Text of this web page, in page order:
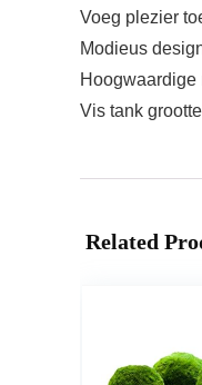
Voeg plezier
Modieus
Hoogwaardige
Vis tank
Related